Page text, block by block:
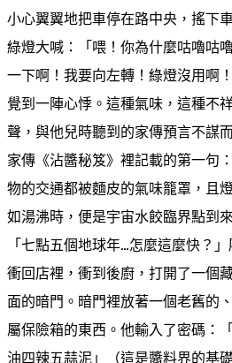
小心翼翼地把車停在路中央，搖下
綠燈大喊：「喂！你為什麼咕嚕咕
一下啊！我要向左轉！綠燈沒用啊
覺到一陣心悸。這種氣味，這種不祥
聲，與他兒時聽到的家傳預言不謀
家傳《沾醬秘笈》裡記載的第一句
物的交通都被麵皮的氣味籠罩，且
如湯沸時，便是宇宙水餃臨界點到來
「七點五個地球年…怎麼這麼快？
衝回店裡，衝到後廚，打開了一個
面的暗門。暗門裡放著一個老舊的
屬保險箱的東西。他輸入了密碼：
油四辣五蒜泥」（這是醬料界的基